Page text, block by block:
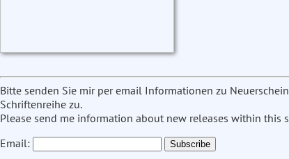
Bitte senden Sie mir per email Informationen zu
Schriftenreihe zu.
Please send me information about new releases within this
Email: